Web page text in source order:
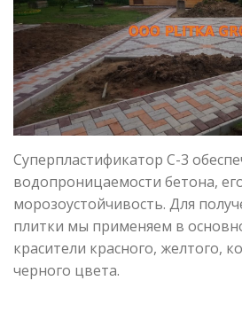
Суперпластификатор С-3
водопроницаемости бетона,
морозоустойчивость. Для
плитки мы применяем в
красители красного, желтого,
черного цвета.